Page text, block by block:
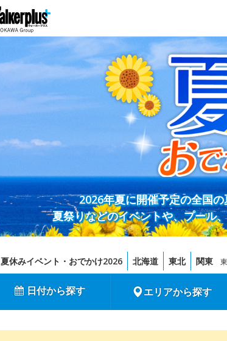
2026年夏に開催予定の全国
夏祭りなどのイベントや、プール
夏休みイベント・おでかけ2026 北海道 東北 関東
日付から探す エリアから探す